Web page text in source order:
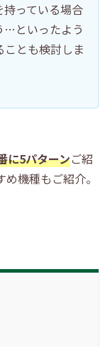
っている場合
といったよう
とも検討しま
に5パターンご紹
機種もご紹介。